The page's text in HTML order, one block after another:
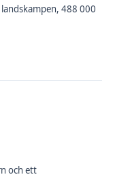
488 000
och ett